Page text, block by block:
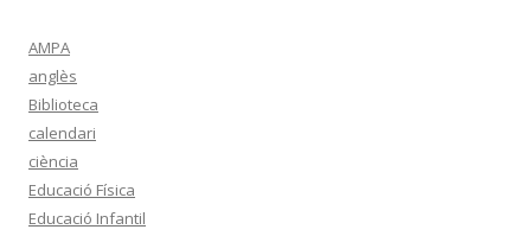
AMPA
anglès
Biblioteca
calendari
ciència
Educació Física
Educació Infantil